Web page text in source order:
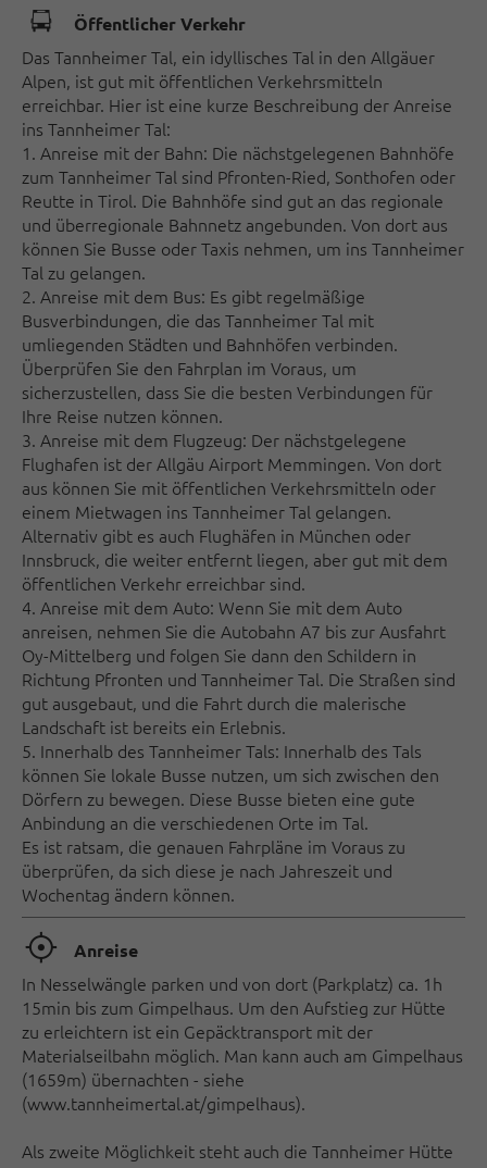
🕞 Öffentlicher Verkehr
Das Tannheimer Tal, ein idyllisches Tal in den Allgäuer
Alpen, ist gut mit öffentlichen Verkehrsmitteln
erreichbar. Hier ist eine kurze Beschreibung der Anreise
ins Tannheimer Tal:
1. Anreise mit der Bahn: Die nächstgelegenen Bahnhöfe
zum Tannheimer Tal sind Pfronten-Ried, Sonthofen oder
Reutte in Tirol. Die Bahnhöfe sind gut an das regionale
und überregionale Bahnnetz angebunden. Von dort aus
können Sie Busse oder Taxis nehmen, um ins Tannheimer
Tal zu gelangen.
2. Anreise mit dem Bus: Es gibt regelmäßige
Busverbindungen, die das Tannheimer Tal mit
umliegenden Städten und Bahnhöfen verbinden.
Überprüfen Sie den Fahrplan im Voraus, um
sicherzustellen, dass Sie die besten Verbindungen für
Ihre Reise nutzen können.
3. Anreise mit dem Flugzeug: Der nächstgelegene
Flughafen ist der Allgäu Airport Memmingen. Von dort
aus können Sie mit öffentlichen Verkehrsmitteln oder
einem Mietwagen ins Tannheimer Tal gelangen.
Alternativ gibt es auch Flughäfen in München oder
Innsbruck, die weiter entfernt liegen, aber gut mit dem
öffentlichen Verkehr erreichbar sind.
4. Anreise mit dem Auto: Wenn Sie mit dem Auto
anreisen, nehmen Sie die Autobahn A7 bis zur Ausfahrt
Oy-Mittelberg und folgen Sie dann den Schildern in
Richtung Pfronten und Tannheimer Tal. Die Straßen sind
gut ausgebaut, und die Fahrt durch die malerische
Landschaft ist bereits ein Erlebnis.
5. Innerhalb des Tannheimer Tals: Innerhalb des Tals
können Sie lokale Busse nutzen, um sich zwischen den
Dörfern zu bewegen. Diese Busse bieten eine gute
Anbindung an die verschiedenen Orte im Tal.
Es ist ratsam, die genauen Fahrpläne im Voraus zu
überprüfen, da sich diese je nach Jahreszeit und
Wochentag ändern können.
🞞 Anreise
In Nesselwängle parken und von dort (Parkplatz) ca. 1h
15min bis zum Gimpelhaus. Um den Aufstieg zur Hütte
zu erleichtern ist ein Gepäcktransport mit der
Materialseilbahn möglich. Man kann auch am Gimpelhaus
(1659m) übernachten - siehe
(www.tannheimertal.at/gimpelhaus).
Als zweite Möglichkeit steht auch die Tannheimer Hütte